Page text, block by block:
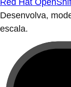
Red Hat
Desenvolva,
escala.